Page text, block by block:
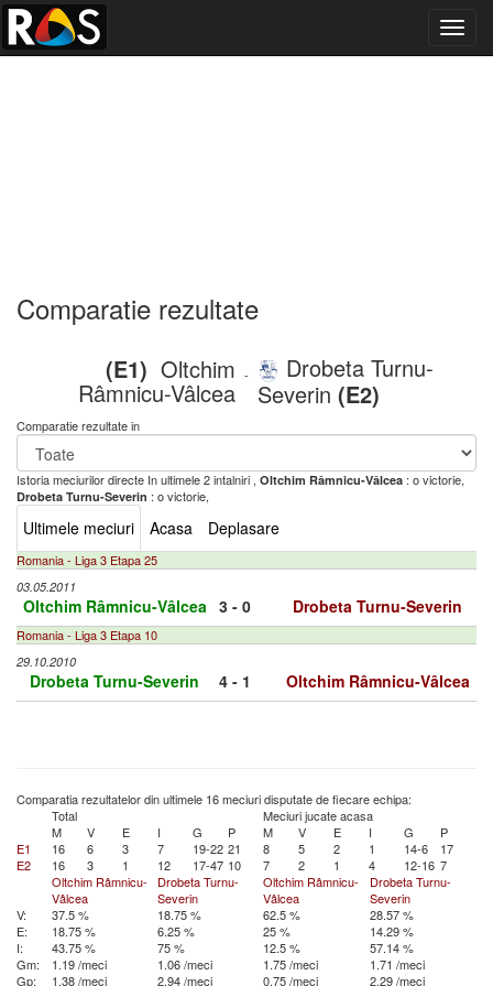
Comparatie rezultate
(E1) Oltchim
Râmnicu-Vâlcea
-
Drobeta Turnu-
Severin (E2)
Comparatie rezultate in
Istoria meciurilor directe In ultimele 2 intalniri , Oltchim Râmnicu-Vâlcea : o victorie,
Drobeta Turnu-Severin : o victorie,
Ultimele meciuri Acasa Deplasare
Romania - Liga 3 Etapa 25
03.05.2011
Oltchim Râmnicu-Vâlcea 3 - 0 Drobeta Turnu-Severin
Romania - Liga 3 Etapa 10
29.10.2010
Drobeta Turnu-Severin 4 - 1 Oltchim Râmnicu-Vâlcea
Comparatia rezultatelor din ultimele 16 meciuri disputate de fiecare echipa:
Total
Meciuri jucate acasa
M
V E I G P M V E I G
P
E1
16 6 3 7 19-22 21 8 5 2 1 14-6
17
E2
16 3 1 12 17-47 10 7 2 1 4 12-16 7
Oltchim Râmnicu-
Vâlcea
Drobeta Turnu-
Severin
Oltchim Râmnicu-
Vâlcea
Drobeta Turnu-
Severin
V:
37.5 % 18.75 % 62.5 %
28.57 %
E:
18.75 % 6.25 % 25 %
14.29 %
I:
43.75 % 75 % 12.5 %
57.14 %
Gm:
1.19 /meci 1.06 /meci 1.75 /meci
1.71 /meci
Gp:
1.38 /meci 2.94 /meci 0.75 /meci
2.29 /meci